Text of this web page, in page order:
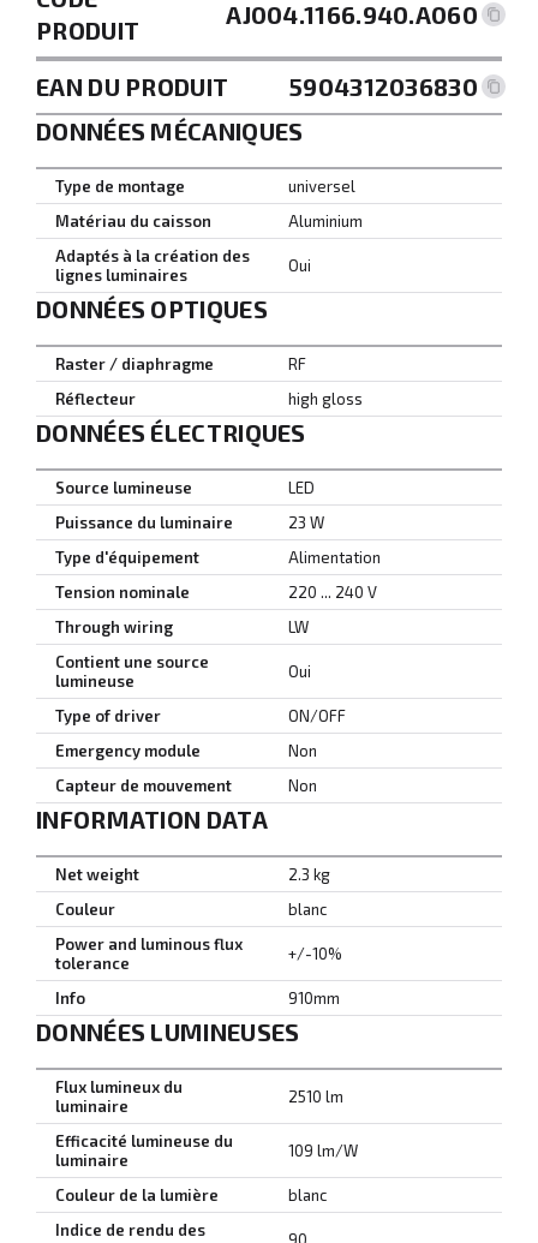
PRODUIT
AJ004.1166.940.A060
EAN DU PRODUIT
5904312036830
DONNÉES MÉCANIQUES
Type de montage
universel
Matériau du caisson
Aluminium
Adaptés à la création des
lignes luminaires
Oui
DONNÉES OPTIQUES
Raster / diaphragme
RF
Réflecteur
high gloss
DONNÉES ÉLECTRIQUES
Source lumineuse
LED
Puissance du luminaire
23 W
Type d'équipement
Alimentation
Tension nominale
220 ... 240 V
Through wiring
LW
Contient une source
lumineuse
Oui
Type of driver
ON/OFF
Emergency module
Non
Capteur de mouvement
Non
INFORMATION DATA
Net weight
2.3 kg
Couleur
blanc
Power and luminous flux
tolerance
+/-10%
Info 910mm
DONNÉES LUMINEUSES
Flux lumineux du
luminaire
2510 lm
Efficacité lumineuse du
luminaire
109 lm/W
Couleur de la lumière
blanc
Indice de rendu des